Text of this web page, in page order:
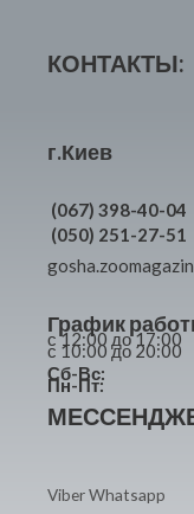
КОНТАКТЫ:
г.Киев
(067) 398-40-04
(050) 251-27-51
График
Пн-Пт:
с 10:00 до 20:00
Сб-Вс:
с 12:00 до 17:00
ViberWhatsapp